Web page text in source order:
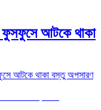
ফুসফুসে আটকে থাকা
আটকে থাকা বস্তু অপসারণ